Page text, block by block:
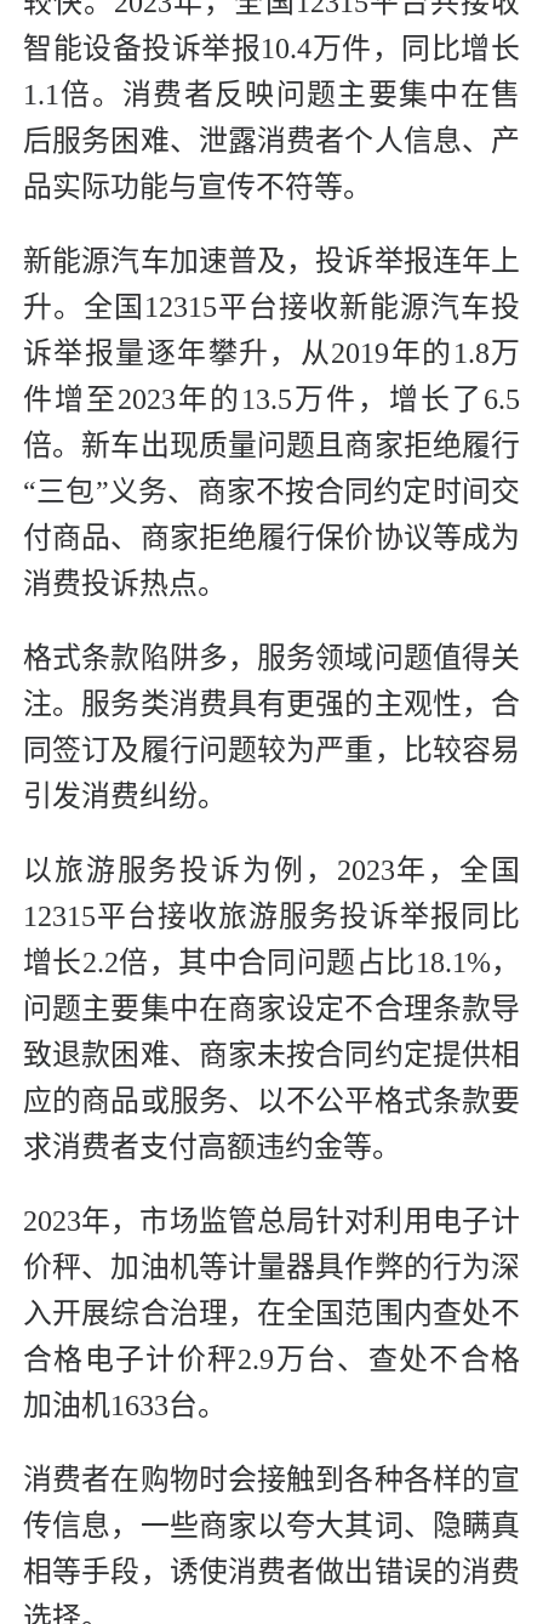
智能设备投诉举报10.4万件，同比增长
1.1倍。消费者反映问题主要集中在售
后服务困难、泄露消费者个人信息、产
品实际功能与宣传不符等。
新能源汽车加速普及，投诉举报连年上
升。全国12315平台接收新能源汽车投
诉举报量逐年攀升，从2019年的1.8万
件增至2023年的13.5万件，增长了6.5
倍。新车出现质量问题且商家拒绝履行
“三包”义务、商家不按合同约定时间交
付商品、商家拒绝履行保价协议等成为
消费投诉热点。
格式条款陷阱多，服务领域问题值得关
注。服务类消费具有更强的主观性，合
同签订及履行问题较为严重，比较容易
引发消费纠纷。
以旅游服务投诉为例，2023年，全国
12315平台接收旅游服务投诉举报同比
增长2.2倍，其中合同问题占比18.1%，
问题主要集中在商家设定不合理条款导
致退款困难、商家未按合同约定提供相
应的商品或服务、以不公平格式条款要
求消费者支付高额违约金等。
2023年，市场监管总局针对利用电子计
价秤、加油机等计量器具作弊的行为深
入开展综合治理，在全国范围内查处不
合格电子计价秤2.9万台、查处不合格
加油机1633台。
消费者在购物时会接触到各种各样的宣
传信息，一些商家以夸大其词、隐瞒真
相等手段，诱使消费者做出错误的消费